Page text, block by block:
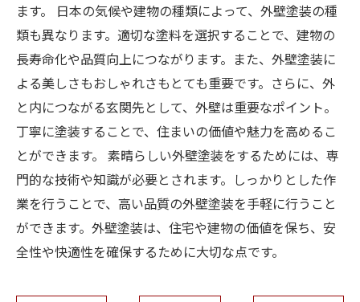
ます。 日本の気候や建物の種類によって、外壁塗装の種
類も異なります。適切な塗料を選択することで、建物の
長寿命化や品質向上につながります。また、外壁塗装に
よる美しさもおしゃれさもとても重要です。さらに、外
と内につながる玄関先として、外壁は重要なポイント。
丁寧に塗装することで、住まいの価値や魅力を高めるこ
とができます。 素晴らしい外壁塗装をするためには、専
門的な技術や知識が必要とされます。しっかりとした作
業を行うことで、高い品質の外壁塗装を手軽に行うこと
ができます。外壁塗装は、住宅や建物の価値を保ち、安
全性や快適性を確保するために大切な点です。